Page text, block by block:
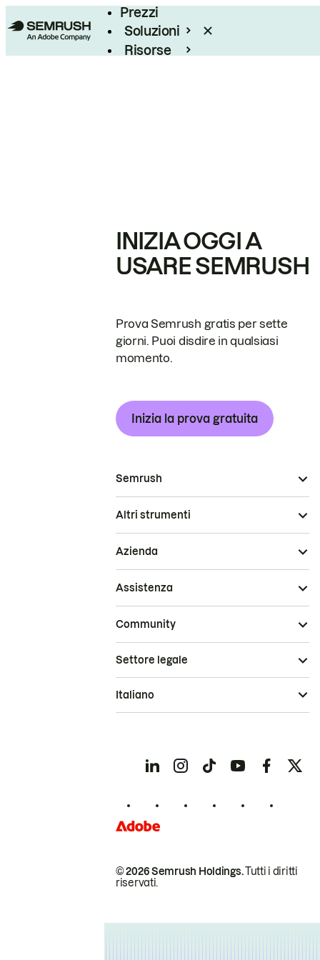
Prezzi
Soluzioni
Risorse
INIZIA OGGI A
USARE SEMRUSH
Prova Semrush gratis per sette
giorni. Puoi disdire in qualsiasi
momento.
Inizia la prova gratuita
Semrush
Altri strumenti
Azienda
Assistenza
Community
© 2026 Semrush Holdings.Tutti i diritti
riservati.
Settore legale
Italiano